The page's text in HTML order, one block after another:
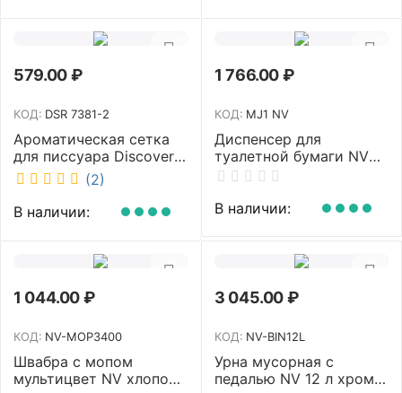
579.00₽
КОД: DSR 7381-2
Ароматическая сетка
для писсуара Discover
аромат Queen DSR
7381-2
(2)
В наличии:
1 766.00₽
КОД: MJ1 NV
Диспенсер для
туалетной бумаги NV
белый MJ1 NV
В наличии:
1 044.00₽
КОД: NV-MOP3400
Швабра с мопом
мультицвет NV хлопок
3 045.00₽
КОД: NV-BIN12L
Урна мусорная с
педалью NV 12 л хром